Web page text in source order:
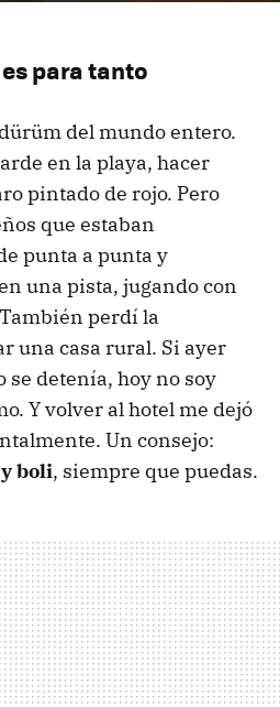
para tanto
del mundo entero.
en la playa, hacer
pintado de rojo. Pero
que estaban
punta a punta y
una pista, jugando con
perdí la
una casa rural. Si ayer
se detenía, hoy no soy
Y volver al hotel me dejó
Un consejo:
boli, siempre que puedas.